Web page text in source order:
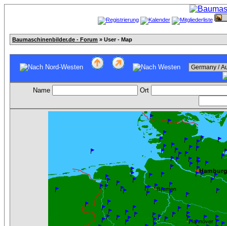
Baumaschinenbilder.de - Forum » User - Map
Name Ort